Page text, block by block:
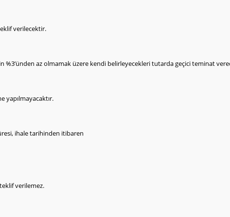
verilecektir.
%3’ünden az olmamak üzere kendi belirleyecekleri tutarda geçici teminat
yapılmayacaktır.
ihale tarihinden itibaren
verilemez.